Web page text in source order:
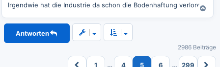
Irgendwie hat die Industrie da schon die Bodenhaftung verloren.
N
o
e
Antworten
2986 Beiträge
1 … 4 5 6 … 299